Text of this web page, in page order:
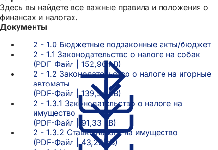
е
с
Здесь вы найдете все важные правила и положения о
финансах и налогах.
Документы
2 - 1.0 Бюджетные подзаконные акты/бюджет
2 - 1.1 Законодательство о налоге на собак
PDF-Файл
152,96 kB
2 - 1.2 Законодательство о налоге на игорные
автоматы
PDF-Файл
139,54 kB
2 - 1.3.1 Законодательство о налоге на
имущество
PDF-Файл
91,33 kB
2 - 1.3.2 Ставки налога на имущество
PDF-Файл
43,23 kB